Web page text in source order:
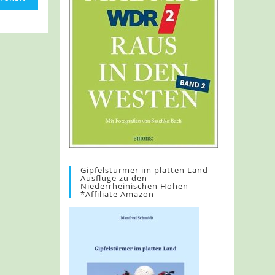
Gipfelstürmer im platten Land –
Ausflüge zu den
Niederrheinischen Höhen
*Affiliate Amazon